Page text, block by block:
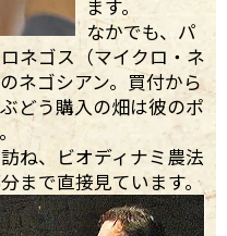
ます。
なかでも、パ
ネゴス（マイクロ・ネ
ネゴシアン。買付から
どう購入の畑は彼のポ
ね、ビオディナミ農法
まで直接見ています。